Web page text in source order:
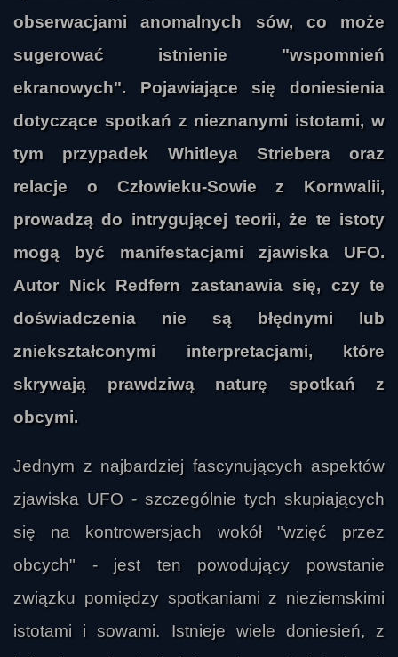
obserwacjami anomalnych sów, co może
sugerować istnienie "wspomnień
ekranowych". Pojawiające się doniesienia
dotyczące spotkań z nieznanymi istotami, w
tym przypadek Whitleya Striebera oraz
relacje o Człowieku-Sowie z Kornwalii,
prowadzą do intrygującej teorii, że te istoty
mogą być manifestacjami zjawiska UFO.
Autor Nick Redfern zastanawia się, czy te
doświadczenia nie są błędnymi lub
zniekształconymi interpretacjami, które
skrywają prawdziwą naturę spotkań z
obcymi.
Jednym z najbardziej fascynujących aspektów
zjawiska UFO - szczególnie tych skupiających
się na kontrowersjach wokół "wzięć przez
obcych" - jest ten powodujący powstanie
związku pomiędzy spotkaniami z nieziemskimi
istotami i sowami. Istnieje wiele doniesień, z